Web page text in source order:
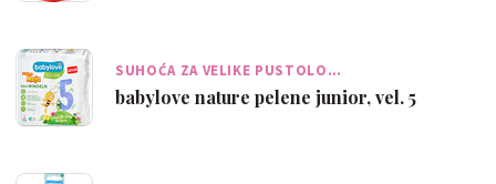
SUHOĆA ZA VELIKE PUSTOLO…
babylove nature pelene junior, vel. 5